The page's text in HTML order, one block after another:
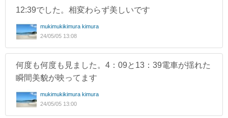
12:39でした。相変わらず美しいです
mukimukikimura kimura
24/05/05 13:08
何度も何度も見ました。4：09と13：39電車が揺れた
瞬間美貌が映ってます
mukimukikimura kimura
24/05/05 13:00